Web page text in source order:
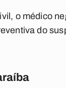
o médico
do